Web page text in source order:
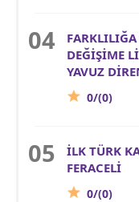
DEĞİŞİME
YAVUZ
0/(0)
İLK TÜRK
FERACELİ
0/(0)